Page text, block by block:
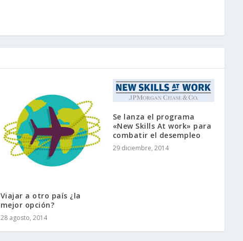
Viajar a otro país ¿la
mejor opción?
28 agosto, 2014
Se lanza el programa
«New Skills At work» para
combatir el desempleo
29 diciembre, 2014